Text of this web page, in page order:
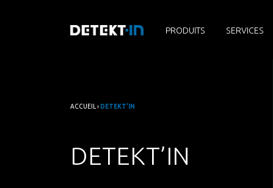
PRODUITS SERVICES
ACCUEIL › DETEKT’IN
DETEKT’IN